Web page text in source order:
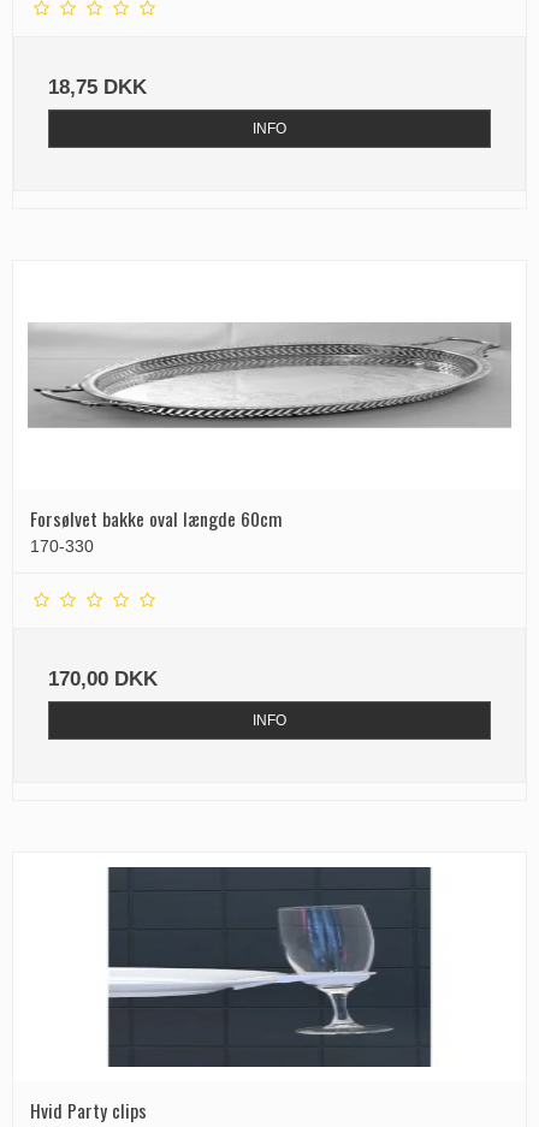
18,75 DKK
INFO
Forsølvet bakke oval længde 60cm
170-330
170,00 DKK
INFO
Hvid Party clips